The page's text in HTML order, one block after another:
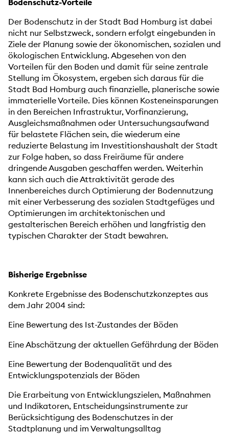
Der Bodenschutz in der Stadt Bad Homburg ist dabei
nicht nur Selbstzweck, sondern erfolgt eingebunden in
Ziele der Planung sowie der ökonomischen, sozialen und
ökologischen Entwicklung. Abgesehen von den
Vorteilen für den Boden und damit für seine zentrale
Stellung im Ökosystem, ergeben sich daraus für die
Stadt Bad Homburg auch finanzielle, planerische sowie
immaterielle Vorteile. Dies können Kosteneinsparungen
in den Bereichen Infrastruktur, Vorfinanzierung,
Ausgleichsmaßnahmen oder Untersuchungsaufwand
für belastete Flächen sein, die wiederum eine
reduzierte Belastung im Investitionshaushalt der Stadt
zur Folge haben, so dass Freiräume für andere
dringende Ausgaben geschaffen werden. Weiterhin
kann sich auch die Attraktivität gerade des
Innenbereiches durch Optimierung der Bodennutzung
mit einer Verbesserung des sozialen Stadtgefüges und
Optimierungen im architektonischen und
gestalterischen Bereich erhöhen und langfristig den
typischen Charakter der Stadt bewahren.
Bisherige Ergebnisse
Konkrete Ergebnisse des Bodenschutzkonzeptes aus
dem Jahr 2004 sind:
Eine Bewertung des Ist-Zustandes der Böden
Eine Abschätzung der aktuellen Gefährdung der Böden
Eine Bewertung der Bodenqualität und des
Entwicklungspotenzials der Böden
Die Erarbeitung von Entwicklungszielen, Maßnahmen
und Indikatoren, Entscheidungsinstrumente zur
Berücksichtigung des Bodenschutzes in der
Stadtplanung und im Verwaltungsalltag